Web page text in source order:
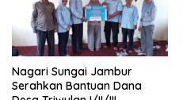
Nagari Sungai Jambur
Serahkan Bantuan Dana